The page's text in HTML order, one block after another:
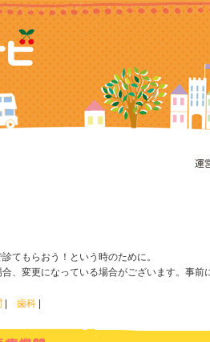
てもらおう！という時のために。
、変更になっている場合がございます。事前
歯科